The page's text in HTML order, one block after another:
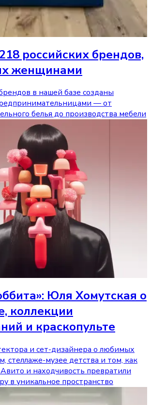
российских брендов,
женщинами
в нашей базе созданы
— от
белья до производства мебели
Юля Хомутская о
коллекции
и краскопульте
и сет-дизайнера о любимых
стеллаже-музее детства и том, как
и находчивость превратили
в уникальное пространство